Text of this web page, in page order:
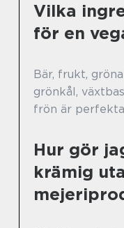
Vilka
för en
Bär, frukt,
grönkål,
frön är
Hur gör
krämig